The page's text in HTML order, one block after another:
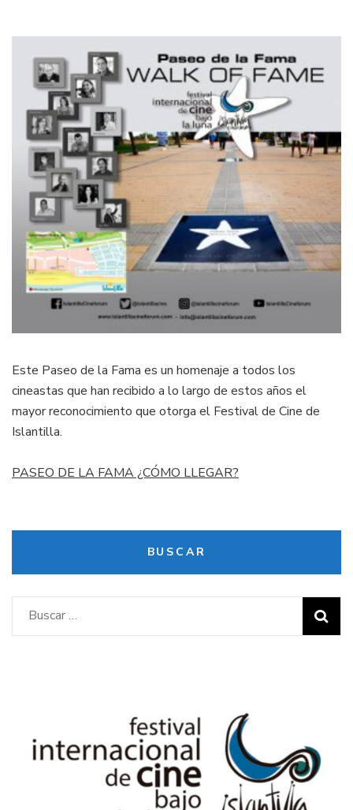
Este Paseo de la Fama es un homenaje a todos los
cineastas que han recibido a lo largo de estos años el
mayor reconocimiento que otorga el Festival de Cine de
Islantilla.
PASEO DE LA FAMA ¿CÓMO LLEGAR?
BUSCAR
Buscar: